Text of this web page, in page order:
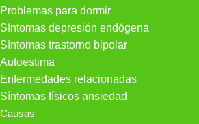
Problemas para dormir
Síntomas depresión endógena
Síntomas trastorno bipolar
Autoestima
Enfermedades relacionadas
Síntomas físicos ansiedad
Causas